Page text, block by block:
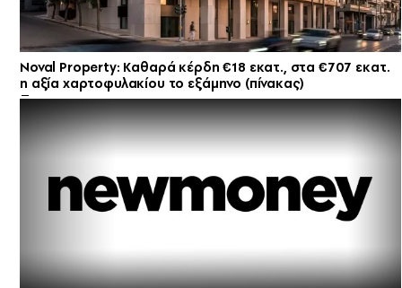
Noval Property: Kαθαρά κέρδη €18 εκατ., στα €707 εκατ.
η αξία χαρτοφυλακίου το εξάμηνο (πίνακας)